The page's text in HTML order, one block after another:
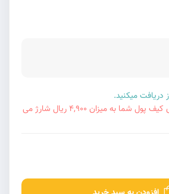
با خرید این کالا موجودی کیف پول شما به میزان 4,900 ریال شارژ می